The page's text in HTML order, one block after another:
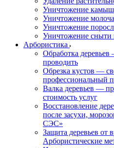
Уничтожение
Уничтожение
Уничтожение
Уничтожение сныти
Арбористика
Обработка
проводить
Обрезка кустов —
профессиональный
Валка деревьев —
стоимость услуг
Восстановление
после засухи,
СЭС»
Защита деревьев от
Арбористические